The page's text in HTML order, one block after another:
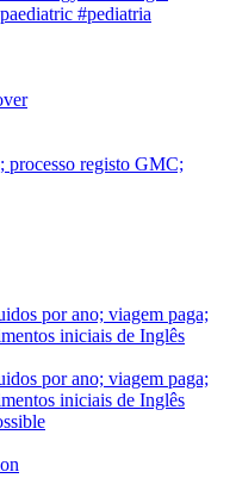
#pediatria
processo registo GMC;
por ano; viagem paga;
iniciais de Inglês
por ano; viagem paga;
iniciais de Inglês